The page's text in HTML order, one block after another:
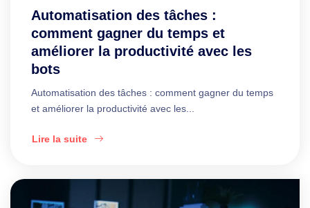
Automatisation des tâches :
comment gagner du temps et
améliorer la productivité avec les
bots
Automatisation des tâches : comment gagner du temps
et améliorer la productivité avec les...
Lire la suite